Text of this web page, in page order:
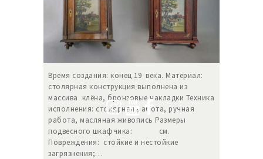
Время создания: конец 19 века. Материал:
столярная конструкция выполнена из
массива клёна, бронзовые накладки Техника
исполнения: столярная работа, ручная
работа, масляная живопись Размеры
подвесного шкафчика: см.
Повреждения: стойкие и нестойкие
загрязнения;…